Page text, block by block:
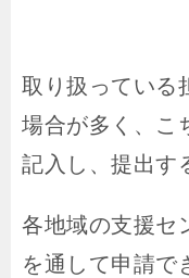
取り扱っている
場合が多く、こ
記入し、提出す
各地域の支援セ
を通して申請で